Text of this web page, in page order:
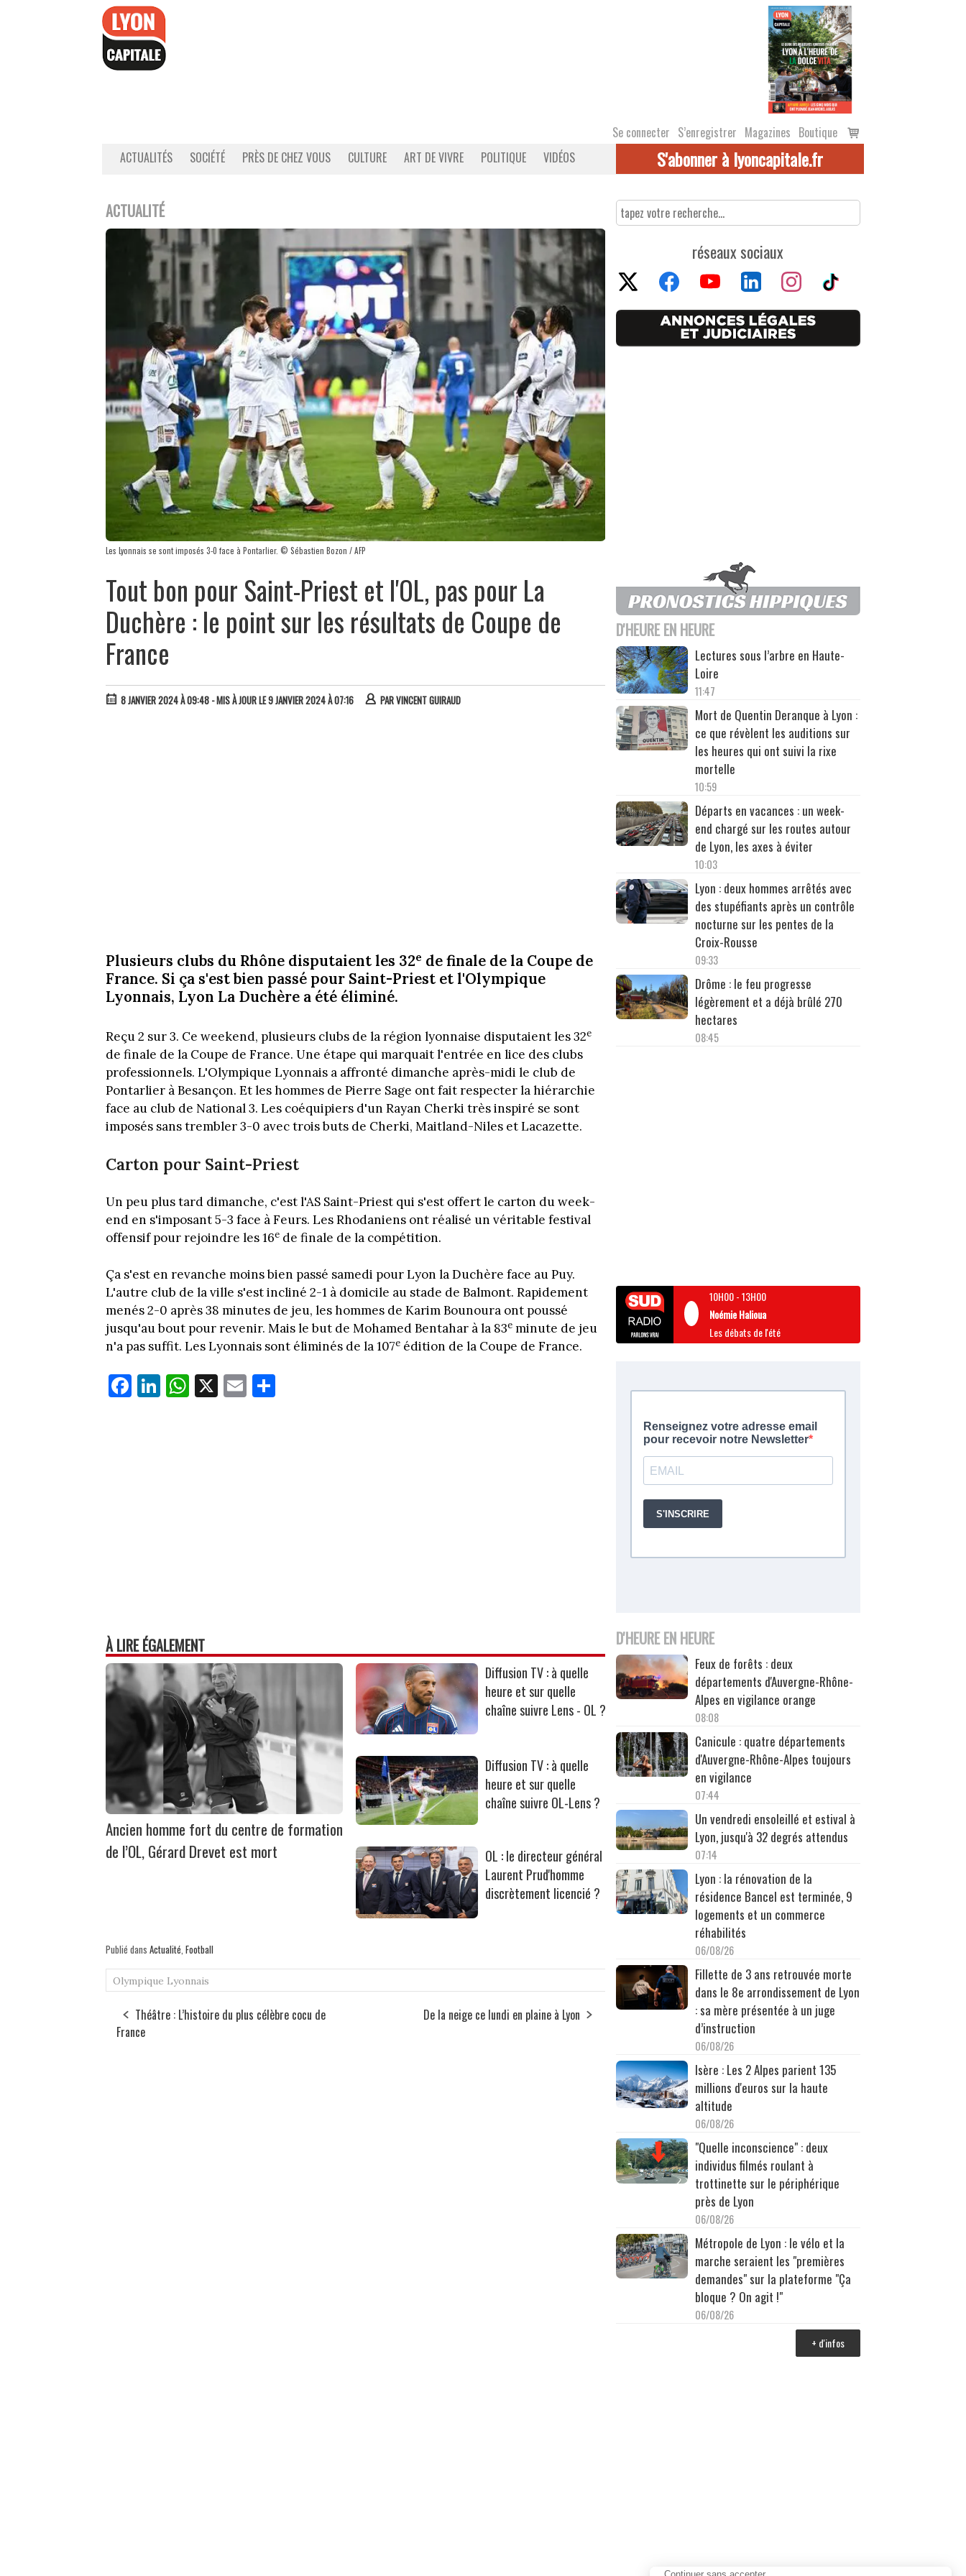
Se connecter S’enregistrer Magazines Boutique
Voir
le
ACTUALITÉS SOCIÉTÉ PRÈS DE CHEZ VOUS CULTURE ART DE VIVRE POLITIQUE VIDÉOS S'abonner à lyoncapitale.fr
ACTUALITÉ
Les Lyonnais se sont imposés 3-0 face à Pontarlier. © Sébastien Bozon / AFP
Tout bon pour Saint-Priest et l'OL, pas pour La
Duchère : le point sur les résultats de Coupe de
France
8 JANVIER 2024 À 09:48 - MIS À JOUR LE 9 JANVIER 2024 À 07:16 PARVINCENT GUIRAUD
Plusieurs clubs du Rhône disputaient les 32e de finale de la Coupe de
France. Si ça s'est bien passé pour Saint-Priest et l'Olympique
Lyonnais, Lyon La Duchère a été éliminé.
Reçu 2 sur 3. Ce weekend, plusieurs clubs de la région lyonnaise disputaient les 32e
de finale de la Coupe de France. Une étape qui marquait l'entrée en lice des clubs
professionnels. L'Olympique Lyonnais a affronté dimanche après-midi le club de
Pontarlier à Besançon. Et les hommes de Pierre Sage ont fait respecter la hiérarchie
face au club de National 3. Les coéquipiers d'un Rayan Cherki très inspiré se sont
imposés sans trembler 3-0 avec trois buts de Cherki, Maitland-Niles et Lacazette.
Carton pour Saint-Priest
Un peu plus tard dimanche, c'est l'AS Saint-Priest qui s'est offert le carton du week-
end en s'imposant 5-3 face à Feurs. Les Rhodaniens ont réalisé un véritable festival
offensif pour rejoindre les 16e de finale de la compétition.
Ça s'est en revanche moins bien passé samedi pour Lyon la Duchère face au Puy.
L'autre club de la ville s'est incliné 2-1 à domicile au stade de Balmont. Rapidement
menés 2-0 après 38 minutes de jeu, les hommes de Karim Bounoura ont poussé
jusqu'au bout pour revenir. Mais le but de Mohamed Bentahar à la 83e minute de jeu
n'a pas suffit. Les Lyonnais sont éliminés de la 107e édition de la Coupe de France.
Fa
ce
Li
nk
W
ha
X E
m
À LIRE ÉGALEMENT
Ancien homme fort du centre de formation
de l’OL, Gérard Drevet est mort
Diffusion TV : à quelle
heure et sur quelle
chaîne suivre Lens - OL ?
Diffusion TV : à quelle
heure et sur quelle
chaîne suivre OL-Lens ?
OL : le directeur général
Laurent Prud'homme
discrètement licencié ?
Publié dans Actualité, Football
Olympique Lyonnais
Théâtre : L’histoire du plus célèbre cocu de
France
De la neige ce lundi en plaine à Lyon
réseaux sociaux
D'HEURE EN HEURE
Lectures sous l’arbre en Haute-
Loire
11:47
Mort de Quentin Deranque à Lyon :
ce que révèlent les auditions sur
les heures qui ont suivi la rixe
mortelle
10:59
Départs en vacances : un week-
end chargé sur les routes autour
de Lyon, les axes à éviter
10:03
Lyon : deux hommes arrêtés avec
des stupéfiants après un contrôle
nocturne sur les pentes de la
Croix-Rousse
09:33
Drôme : le feu progresse
légèrement et a déjà brûlé 270
hectares
08:45
10H00-13H00
Noémie Halioua
Les débats de l'été
D'HEURE EN HEURE
Feux de forêts : deux
départements d'Auvergne-Rhône-
Alpes en vigilance orange
08:08
Canicule : quatre départements
d'Auvergne-Rhône-Alpes toujours
en vigilance
07:44
Un vendredi ensoleillé et estival à
Lyon, jusqu'à 32 degrés attendus
07:14
Lyon : la rénovation de la
résidence Bancel est terminée, 9
logements et un commerce
réhabilités
06/08/26
Fillette de 3 ans retrouvée morte
dans le 8e arrondissement de Lyon
: sa mère présentée à un juge
d’instruction
06/08/26
Isère : Les 2 Alpes parient 135
millions d'euros sur la haute
altitude
06/08/26
"Quelle inconscience" : deux
individus filmés roulant à
trottinette sur le périphérique
près de Lyon
06/08/26
Métropole de Lyon : le vélo et la
marche seraient les "premières
demandes" sur la plateforme "Ça
bloque ? On agit !"
06/08/26
+ d'infos